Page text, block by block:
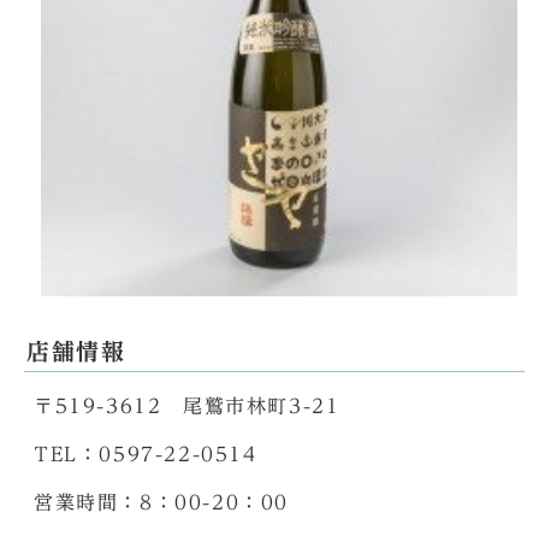
店舗情報
〒519-3612 尾鷲市林町3-21
TEL：0597-22-0514
営業時間：8：00-20：00